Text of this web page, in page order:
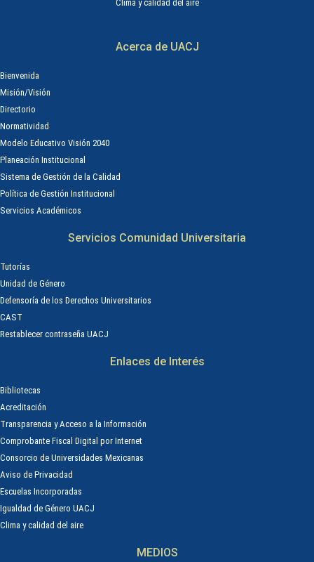
Clima y calidad del aire
Acerca de UACJ
Bienvenida
Misión/Visión
Directorio
Normatividad
Modelo Educativo Visión 2040
Planeación Institucional
Sistema de Gestión de la Calidad
Política de Gestión Institucional
Servicios Académicos
Servicios Comunidad Universitaria
Tutorías
Unidad de Género
Defensoría de los Derechos Universitarios
CAST
Restablecer contraseña UACJ
Enlaces de Interés
Bibliotecas
Acreditación
Transparencia y Acceso a la Información
Comprobante Fiscal Digital por Internet
Consorcio de Universidades Mexicanas
Aviso de Privacidad
Escuelas Incorporadas
Igualdad de Género UACJ
Clima y calidad del aire
MEDIOS